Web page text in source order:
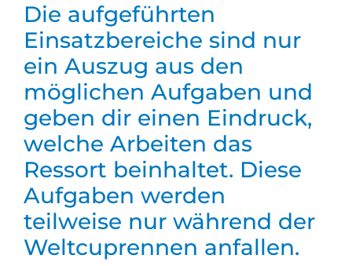
Die aufgeführten
Einsatzbereiche sind nur
ein Auszug aus den
möglichen Aufgaben und
geben dir einen Eindruck,
welche Arbeiten das
Ressort beinhaltet. Diese
Aufgaben werden
teilweise nur während der
Weltcuprennen anfallen.